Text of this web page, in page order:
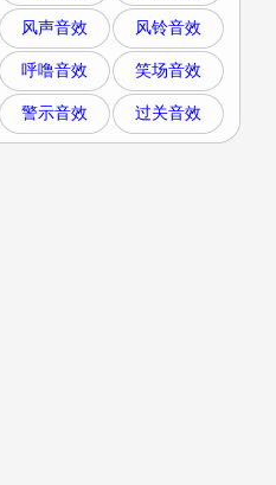
风声音效 风铃音效
呼噜音效 笑场音效
警示音效 过关音效